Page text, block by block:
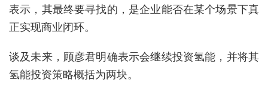
表示， 其最终要寻找的，是企业能否在某个场景下真
正实现商业闭环。
谈及未来，顾彦君明确表示会继续投资氢能，并将其
氢能投资策略概括为两块。